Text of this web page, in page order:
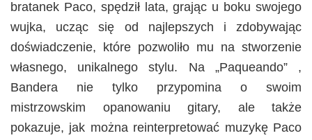
bratanek Paco, spędził lata, grając u boku swojego
wujka, ucząc się od najlepszych i zdobywając
doświadczenie, które pozwoliło mu na stworzenie
własnego, unikalnego stylu. Na „Paqueando” ,
Bandera nie tylko przypomina o swoim
mistrzowskim opanowaniu gitary, ale także
pokazuje, jak można reinterpretować muzykę Paco